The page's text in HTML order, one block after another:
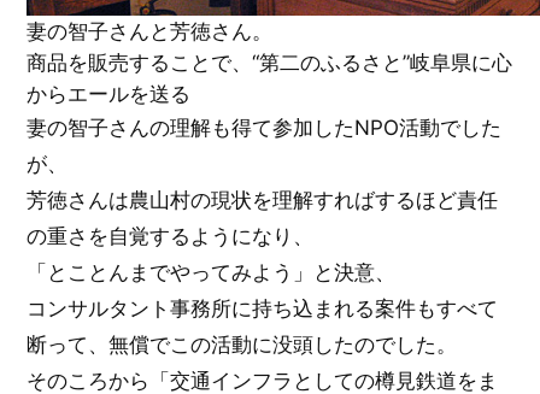
妻の智子さんと芳徳さん。
商品を販売することで、“第二のふるさと”岐阜県に心
からエールを送る
妻の智子さんの理解も得て参加したNPO活動でした
が、
芳徳さんは農山村の現状を理解すればするほど責任
の重さを自覚するようになり、
「とことんまでやってみよう」と決意、
コンサルタント事務所に持ち込まれる案件もすべて
断って、無償でこの活動に没頭したのでした。
そのころから「交通インフラとしての樽見鉄道をま